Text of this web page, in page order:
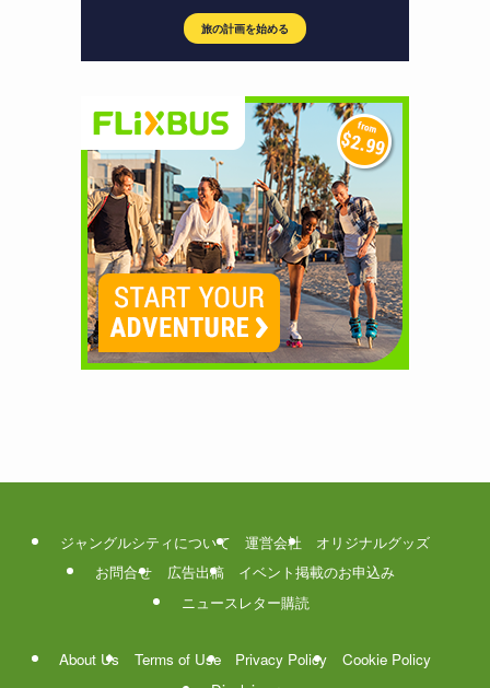
ジャングルシティについて 運営会社
オリジナルグッズ
お問合せ
広告出稿
イベント掲載のお申込み
ニュースレター購読
About Us Terms of Use Privacy Policy
Cookie Policy